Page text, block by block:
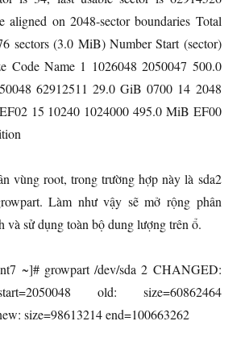
aligned on 2048-sector boundaries Total
sectors (3.0 MiB) Number Start (sector)
Code Name 1 1026048 2050047 500.0
62912511 29.0 GiB 0700 14 2048
15 10240 1024000 495.0 MiB EF00
vùng root, trong trường hợp này là sda2
Làm như vậy sẽ mở rộng phân
và sử dụng toàn bộ dung lượng trên ổ.
~]# growpart /dev/sda 2 CHANGED:
old: size=60862464
size=98613214 end=100663262